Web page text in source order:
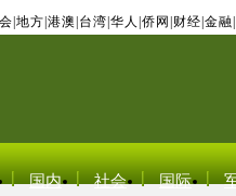
地方 港澳 台湾 华人 侨网 财经 金融
国内 社会 国际